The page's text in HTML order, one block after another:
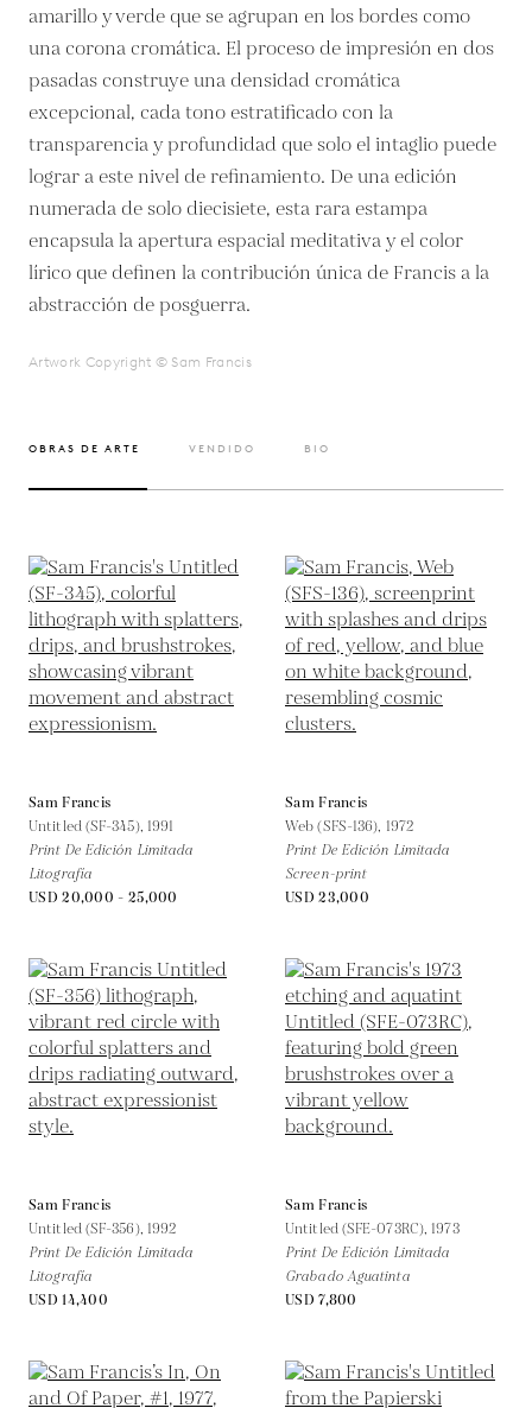
amarillo y verde que se agrupan en los bordes como
una corona cromática. El proceso de impresión en dos
pasadas construye una densidad cromática
excepcional, cada tono estratificado con la
transparencia y profundidad que solo el intaglio puede
lograr a este nivel de refinamiento. De una edición
numerada de solo diecisiete, esta rara estampa
encapsula la apertura espacial meditativa y el color
lírico que definen la contribución única de Francis a la
abstracción de posguerra.
Artwork Copyright © Sam Francis
OBRAS DE ARTE VENDIDO BIO
Sam Francis
Untitled (SF-345), 1991
Print De Edición Limitada
Litografía
USD 20,000 - 25,000
Sam Francis
Web (SFS-136), 1972
Print De Edición Limitada
Screen-print
USD 23,000
Sam Francis
Untitled (SF-356), 1992
Print De Edición Limitada
Litografía
USD 14,400
Sam Francis
Untitled (SFE-073RC),1973
Print De Edición Limitada
Grabado Aguatinta
USD 7,800